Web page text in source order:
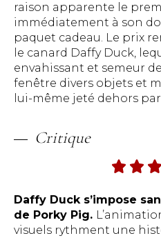
raison apparente le
immédiatement à son
paquet cadeau. Le prix
le canard Daffy Duck,
envahissant et semeur
fenêtre divers objets et
lui-même jeté dehors
Critique
Daffy Duck s’impose
de Porky Pig.
visuels rythment une